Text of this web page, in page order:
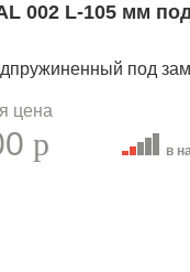
002 L-105 мм
под
цена
p в